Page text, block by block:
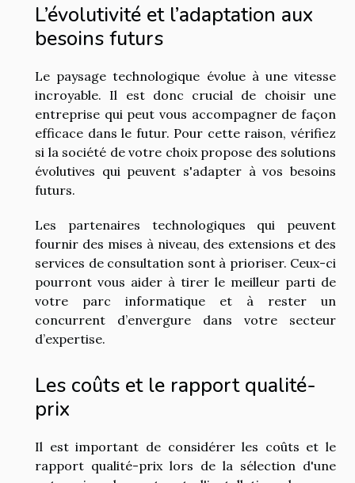
L’évolutivité et l’adaptation aux
besoins futurs
Le paysage technologique évolue à une vitesse
incroyable. Il est donc crucial de choisir une
entreprise qui peut vous accompagner de façon
efficace dans le futur. Pour cette raison, vérifiez
si la société de votre choix propose des solutions
évolutives qui peuvent s'adapter à vos besoins
futurs.
Les partenaires technologiques qui peuvent
fournir des mises à niveau, des extensions et des
services de consultation sont à prioriser. Ceux-ci
pourront vous aider à tirer le meilleur parti de
votre parc informatique et à rester un
concurrent d’envergure dans votre secteur
d’expertise.
Les coûts et le rapport qualité-
prix
Il est important de considérer les coûts et le
rapport qualité-prix lors de la sélection d'une